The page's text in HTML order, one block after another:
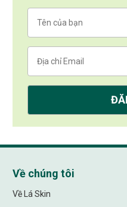
Về chúng tôi
Về Lá Skin